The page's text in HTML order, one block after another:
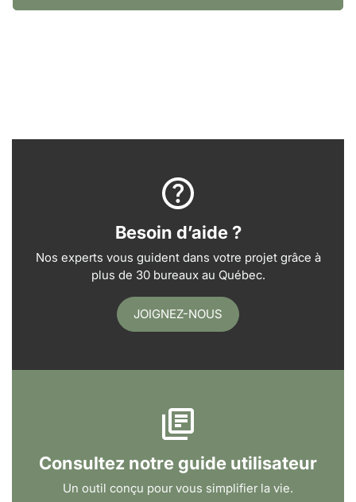
Besoin d’aide ?
Nos experts vous guident dans votre projet grâce à
plus de 30 bureaux au Québec.
JOIGNEZ-NOUS
Consultez notre guide utilisateur
Un outil conçu pour vous simplifier la vie.